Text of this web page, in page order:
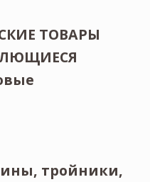
ТОВАРЫ
тройники,